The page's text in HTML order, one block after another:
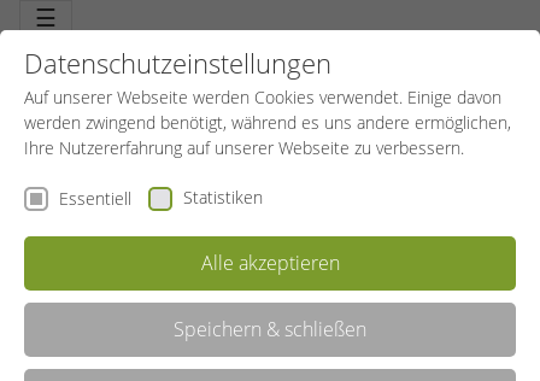
☰
Datenschutzeinstellungen
Auf unserer Webseite werden Cookies verwendet. Einige davon
werden zwingend benötigt, während es uns andere ermöglichen,
Ihre Nutzererfahrung auf unserer Webseite zu verbessern.
Essentiell Statistiken
Alle akzeptieren
Speichern & schließen